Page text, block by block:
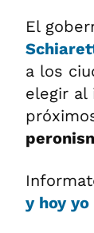
El
a los
elegir al
y hoy